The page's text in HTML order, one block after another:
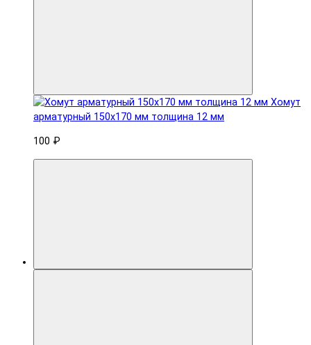
Хомут
арматурный 150x170 мм толщина 12 мм
100 ₽